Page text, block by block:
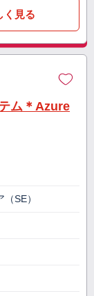
く見る
ム＊Azure
SE）